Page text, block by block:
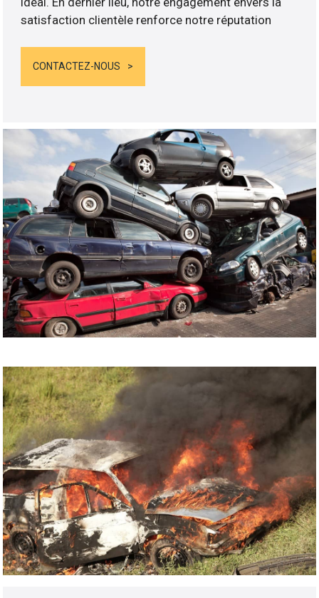
satisfaction clientèle renforce notre réputation
CONTACTEZ-NOUS